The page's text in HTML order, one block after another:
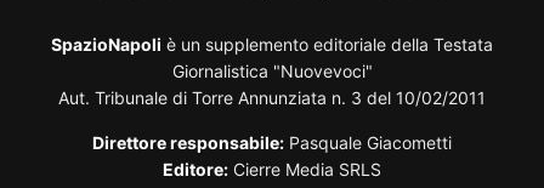
SpazioNapoli è un supplemento editoriale della Testata
Giornalistica "Nuovevoci"
Aut. Tribunale di Torre Annunziata n. 3 del 10/02/2011
Direttore responsabile: Pasquale Giacometti
Editore: Cierre Media SRLS